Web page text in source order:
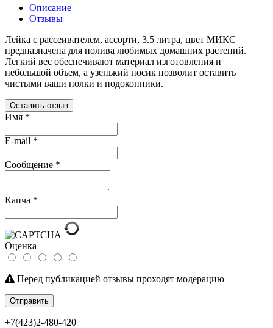
Описание
Отзывы
Лейка с рассеивателем, ассорти, 3.5 литра, цвет МИКС
предназначена для полива любимых домашних растений.
Легкий вес обеспечивают материал изготовления и
небольшой объем, а узенький носик позволит оставить
чистыми ваши полки и подоконники.
Оставить отзыв
Имя *
E-mail *
Сообщение *
Капча *
Оценка
Перед публикацией отзывы проходят модерацию
Отправить
+7(423)2-480-420